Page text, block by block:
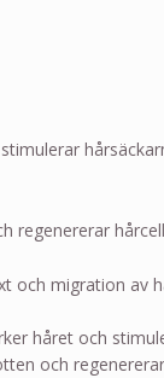
regenererar
och migration av
håret och
och